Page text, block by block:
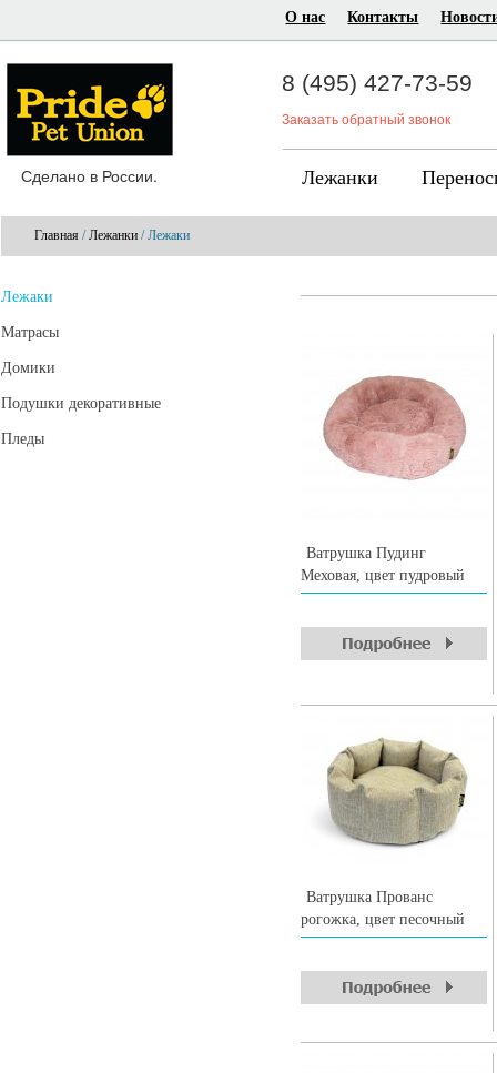
О нас Контакты
Сделано в России.
8 (495) 427-73-59
Заказать обратный звонок
Лежанки
Главная /Лежанки / Лежаки
Лежаки
Матрасы
Домики
Подушки декоративные
Пледы
Ватрушка Пудинг
Меховая, цвет пудровый
Ватрушка Прованс
рогожка, цвет песочный